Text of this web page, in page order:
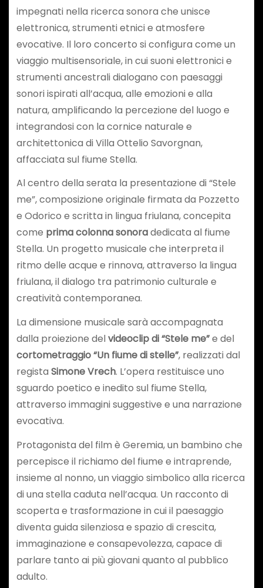
impegnati nella ricerca sonora che unisce
elettronica, strumenti etnici e atmosfere
evocative. Il loro concerto si configura come un
viaggio multisensoriale, in cui suoni elettronici e
strumenti ancestrali dialogano con paesaggi
sonori ispirati all’acqua, alle emozioni e alla
natura, amplificando la percezione del luogo e
integrandosi con la cornice naturale e
architettonica di Villa Ottelio Savorgnan,
affacciata sul fiume Stella.
Al centro della serata la presentazione di “Stele
me”, composizione originale firmata da Pozzetto
e Odorico e scritta in lingua friulana, concepita
come prima colonna sonoradedicata al fiume
Stella. Un progetto musicale che interpreta il
ritmo delle acque e rinnova, attraverso la lingua
friulana, il dialogo tra patrimonio culturale e
creatività contemporanea.
La dimensione musicale sarà accompagnata
dalla proiezione delvideoclip di “Stele me”e del
cortometraggio “Un fiume di stelle”, realizzati dal
regista Simone Vrech. L’opera restituisce uno
sguardo poetico e inedito sul fiume Stella,
attraverso immagini suggestive e una narrazione
evocativa.
Protagonista del film è Geremia, un bambino che
percepisce il richiamo del fiume e intraprende,
insieme al nonno, un viaggio simbolico alla ricerca
di una stella caduta nell’acqua. Un racconto di
scoperta e trasformazione in cui il paesaggio
diventa guida silenziosa e spazio di crescita,
immaginazione e consapevolezza, capace di
parlare tanto ai più giovani quanto al pubblico
adulto.